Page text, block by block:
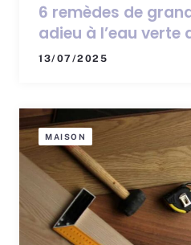
6 remèdes de
adieu à l’eau verte
13/07/2025
MAISON